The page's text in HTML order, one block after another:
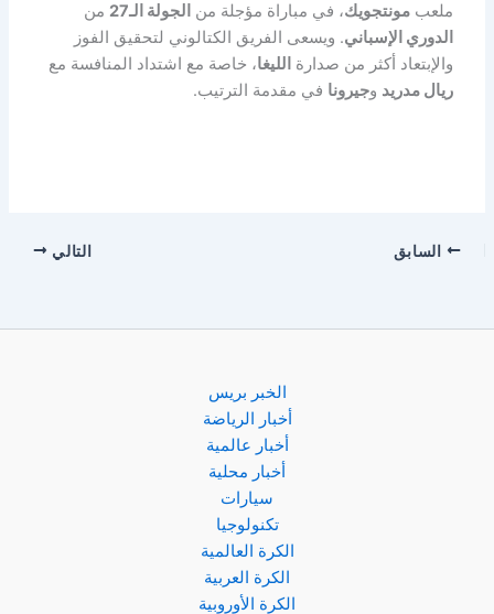
ملعبمونتجويك، في مباراة مؤجلة من الجولة الـ27
من
الدوري الإسباني. ويسعى الفريق الكتالوني لتحقيق الفوز
والإبتعاد أكثر من صدارة الليغا، خاصة مع اشتداد المنافسة مع
ريال مدريد وجيرونا في مقدمة الترتيب.
السابق التالي
الخبر بريس
أخبار الرياضة
أخبار عالمية
أخبار محلية
سيارات
تكنولوجيا
الكرة العالمية
الكرة العربية
الكرة الأوروبية